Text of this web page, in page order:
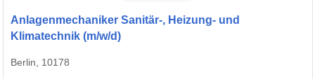
Anlagenmechaniker Sanitär-, Heizung- und
Klimatechnik (m/w/d)
Berlin, 10178